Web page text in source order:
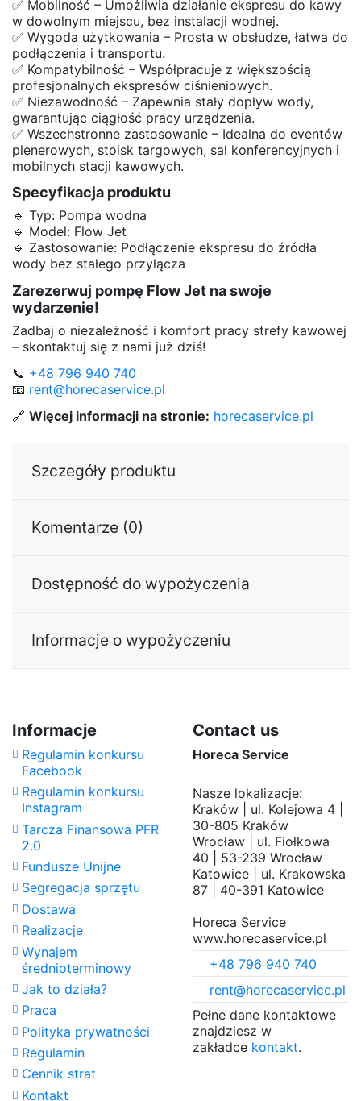
✅ Mobilność – Umożliwia działanie ekspresu do kawy
w dowolnym miejscu, bez instalacji wodnej.
✅ Wygoda użytkowania – Prosta w obsłudze, łatwa do
podłączenia i transportu.
✅ Kompatybilność – Współpracuje z większością
profesjonalnych ekspresów ciśnieniowych.
✅ Niezawodność – Zapewnia stały dopływ wody,
gwarantując ciągłość pracy urządzenia.
✅ Wszechstronne zastosowanie – Idealna do eventów
plenerowych, stoisk targowych, sal konferencyjnych i
mobilnych stacji kawowych.
Specyfikacja produktu
🔹 Typ: Pompa wodna
🔹 Model: Flow Jet
🔹 Zastosowanie: Podłączenie ekspresu do źródła
wody bez stałego przyłącza
Zarezerwuj pompę Flow Jet na swoje
wydarzenie!
Zadbaj o niezależność i komfort pracy strefy kawowej
– skontaktuj się z nami już dziś!
📞 +48 796 940 740
📧 rent@horecaservice.pl
🔗 Więcej informacji na stronie: horecaservice.pl
Szczegóły produktu
Komentarze (0)
Dostępność do wypożyczenia
Informacje o wypożyczeniu
Informacje
Regulamin konkursu
Facebook
Regulamin konkursu
Instagram
Tarcza Finansowa PFR
2.0
Fundusze Unijne
Segregacja sprzętu
Dostawa
Realizacje
Wynajem
średnioterminowy
Jak to działa?
Praca
Polityka prywatności
Regulamin
Cennik strat
Kontakt
Contact us
Horeca Service
Nasze lokalizacje:
Kraków | ul. Kolejowa 4 |
30-805 Kraków
Wrocław | ul. Fiołkowa
40 | 53-239 Wrocław
Katowice | ul. Krakowska
87 | 40-391 Katowice
Horeca Service
www.horecaservice.pl
+48 796 940 740
rent@horecaservice.pl
Pełne dane kontaktowe
znajdziesz w
zakładce kontakt.